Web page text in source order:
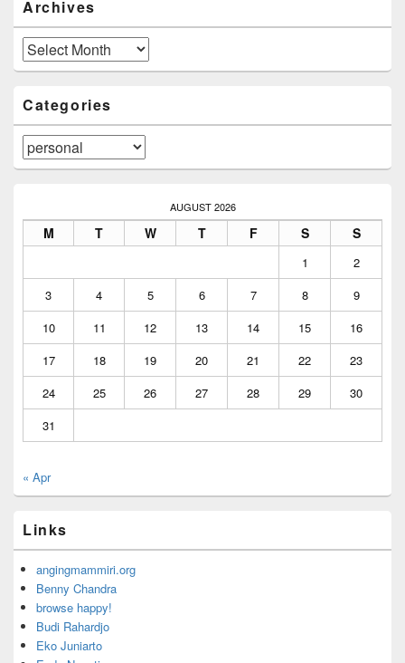
Sidebar
Widget
Area
Archives
Archives
Categories
Categories
AUGUST 2026
M T W T F S S
1
2
3
4 5 6 7 8
9
10
11 12 13 14 15
16
17
18 19 20 21 22
23
24
25 26 27 28 29
30
31
« Apr
Links
angingmammiri.org
Benny Chandra
browse happy!
Budi Rahardjo
Eko Juniarto